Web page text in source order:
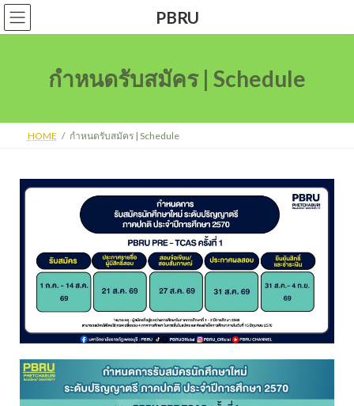
PBRU
กำหนดรับสมัคร | Schedule
HOME กำหนดรับสมัคร | Schedule